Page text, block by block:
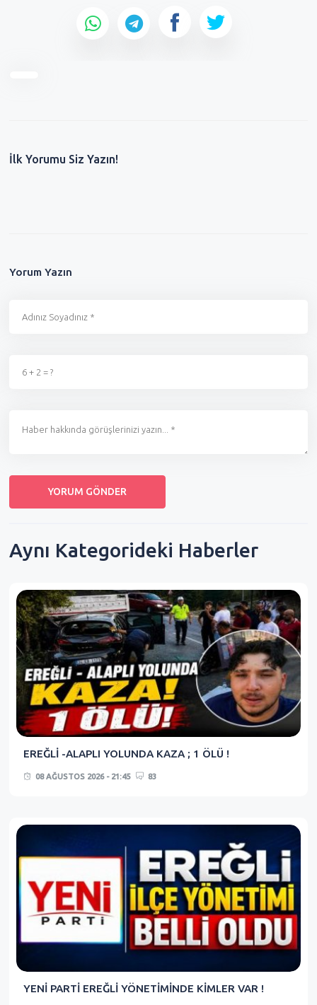
İlk Yorumu Siz Yazın!
Yorum Yazın
Aynı Kategorideki Haberler
EREĞLİ -ALAPLI YOLUNDA KAZA ; 1 ÖLÜ !
08 AĞUSTOS 2026 - 21:45 83
YENİ PARTİ EREĞLİ YÖNETİMİNDE KİMLER VAR !